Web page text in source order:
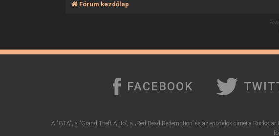
Fórum kezdőlap
FACEBOOK
A "GTA", a "Grand Theft Auto", a „Red Dead Redemption” és az epizódok címei a